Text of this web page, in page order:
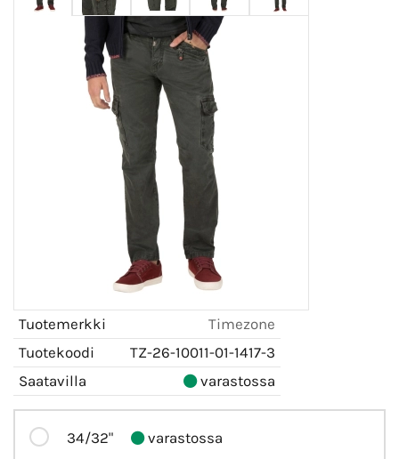
Tuotemerkki
Timezone
Tuotekoodi
TZ-26-10011-01-1417-3
Saatavilla
varastossa
34/32" varastossa